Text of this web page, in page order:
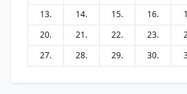
13.
14. 15. 16.
20.
21. 22. 23.
27.
28. 29. 30.